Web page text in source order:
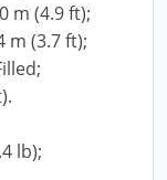
m (4.9 ft);
m (3.7 ft);
lb);